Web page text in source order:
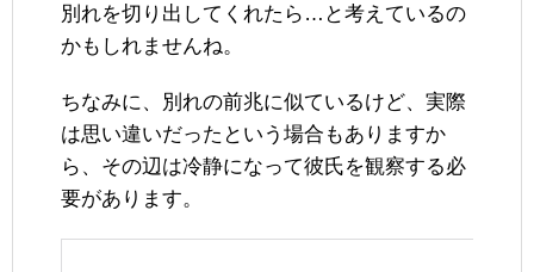
別れを切り出してくれたら…と考えているの
かもしれませんね。
ちなみに、別れの前兆に似ているけど、実際
は思い違いだったという場合もありますか
ら、その辺は冷静になって彼氏を観察する必
要があります。